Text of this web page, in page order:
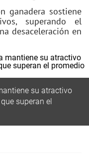
ganadera sostiene
superando el
desaceleración en
su atractivo
superan el